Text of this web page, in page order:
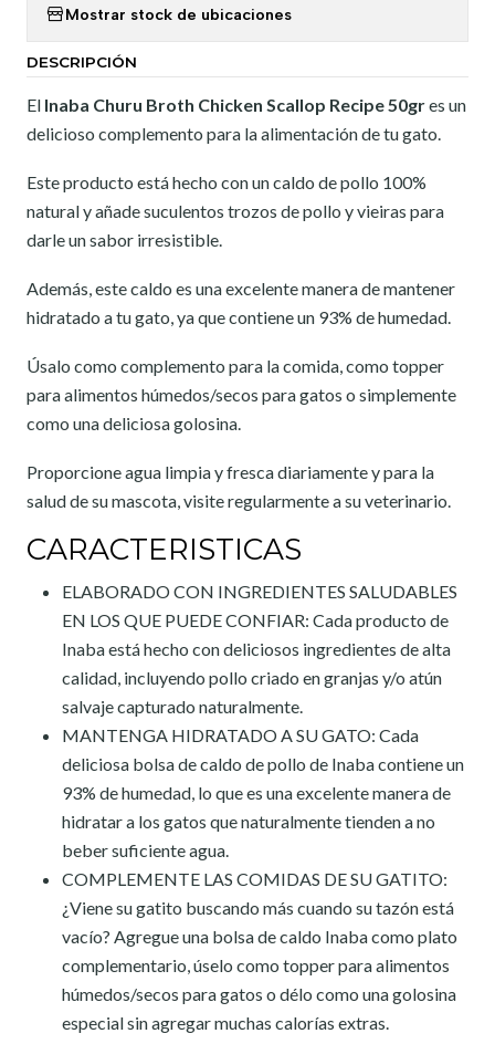
Mostrar stock de ubicaciones
DESCRIPCIÓN
El Inaba Churu Broth Chicken Scallop Recipe 50gres un
delicioso complemento para la alimentación de tu gato.
Este producto está hecho con un caldo de pollo 100%
natural y añade suculentos trozos de pollo y vieiras para
darle un sabor irresistible.
Además, este caldo es una excelente manera de mantener
hidratado a tu gato, ya que contiene un 93% de humedad.
Úsalo como complemento para la comida, como topper
para alimentos húmedos/secos para gatos o simplemente
como una deliciosa golosina.
Proporcione agua limpia y fresca diariamente y para la
salud de su mascota, visite regularmente a su veterinario.
CARACTERISTICAS
ELABORADO CON INGREDIENTES SALUDABLES
EN LOS QUE PUEDE CONFIAR: Cada producto de
Inaba está hecho con deliciosos ingredientes de alta
calidad, incluyendo pollo criado en granjas y/o atún
salvaje capturado naturalmente.
MANTENGA HIDRATADO A SU GATO: Cada
deliciosa bolsa de caldo de pollo de Inaba contiene un
93% de humedad, lo que es una excelente manera de
hidratar a los gatos que naturalmente tienden a no
beber suficiente agua.
COMPLEMENTE LAS COMIDAS DE SU GATITO:
¿Viene su gatito buscando más cuando su tazón está
vacío? Agregue una bolsa de caldo Inaba como plato
complementario, úselo como topper para alimentos
húmedos/secos para gatos o délo como una golosina
especial sin agregar muchas calorías extras.